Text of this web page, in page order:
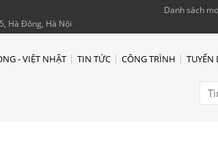
Hà Đông, Hà Nội
Danh sách
- VIỆT NHẬT TIN TỨC CÔNG TRÌNH TUYỂN